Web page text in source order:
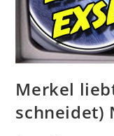
Merkel
schneidet)